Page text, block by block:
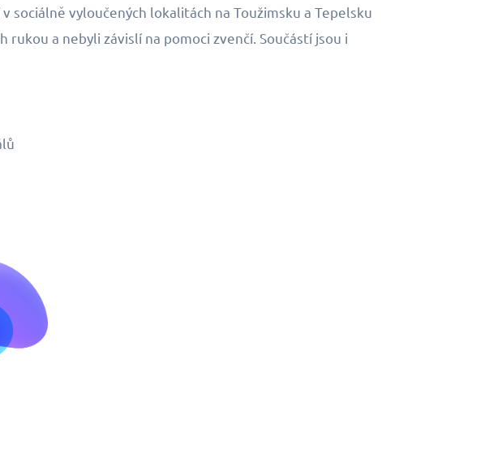
sociálně vyloučených lokalitách na Toužimsku a Tepelsku
a nebyli závislí na pomoci zvenčí. Součástí jsou i